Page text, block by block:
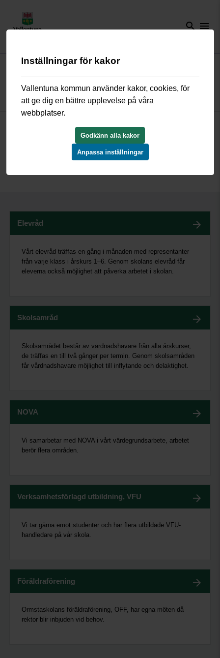
search menu
Start/Arkiverat/2019/ Ormstaskolan
Inflytande och samverkan
genom elevråd, skolsamråd, föräldramöten och olika
Elevråd
Vårt elevråd träffas en gång i månaden med representanter
från varje klass i årskurs 1–6. Genom skolans elevråd får
eleverna också möjlighet att påverka arbetet i skolan.
Skolsamråd
Skolsamrådet består av vårdnadshavare från alla årskurser,
de träffas en till två gånger per termin. Genom skolsamråden
får vårdnadshavare möjlighet till inflytande och delaktighet.
NOVA
Vi samarbetar med NOVA i vårt värdegrundsarbete, arbetet
berör flera områden.
Verksamhetsförlagd utbildning, VFU
Vi tar gärna emot studenter och har flera utbildade VFU-
handledare på vår skola.
Föräldraförening
Ormstaskolans föräldraförening, OFF, har egna möten då
rektor blir inbjuden vid behov.
Inställningar för kakor
Vallentuna kommun använder kakor, cookies, för
att ge dig en bättre upplevelse på våra
webbplatser.
Godkänn alla kakor
Anpassa inställningar